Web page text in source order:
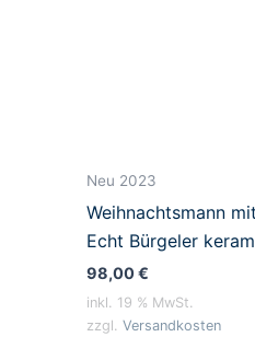
Neu 2023
Weihnachtsmann
Echt Bürgeler
98,00€
inkl. 19 % MwSt.
zzgl. Versandkosten